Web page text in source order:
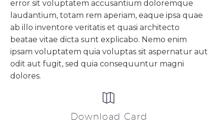
error sit voluptatem accusantium doloremque
laudantium, totam rem aperiam, eaque ipsa quae
ab illo inventore veritatis et quasi architecto
beatae vitae dicta sunt explicabo. Nemo enim
ipsam voluptatem quia voluptas sit aspernatur aut
odit aut fugit, sed quia consequuntur magni
dolores.


Download Card